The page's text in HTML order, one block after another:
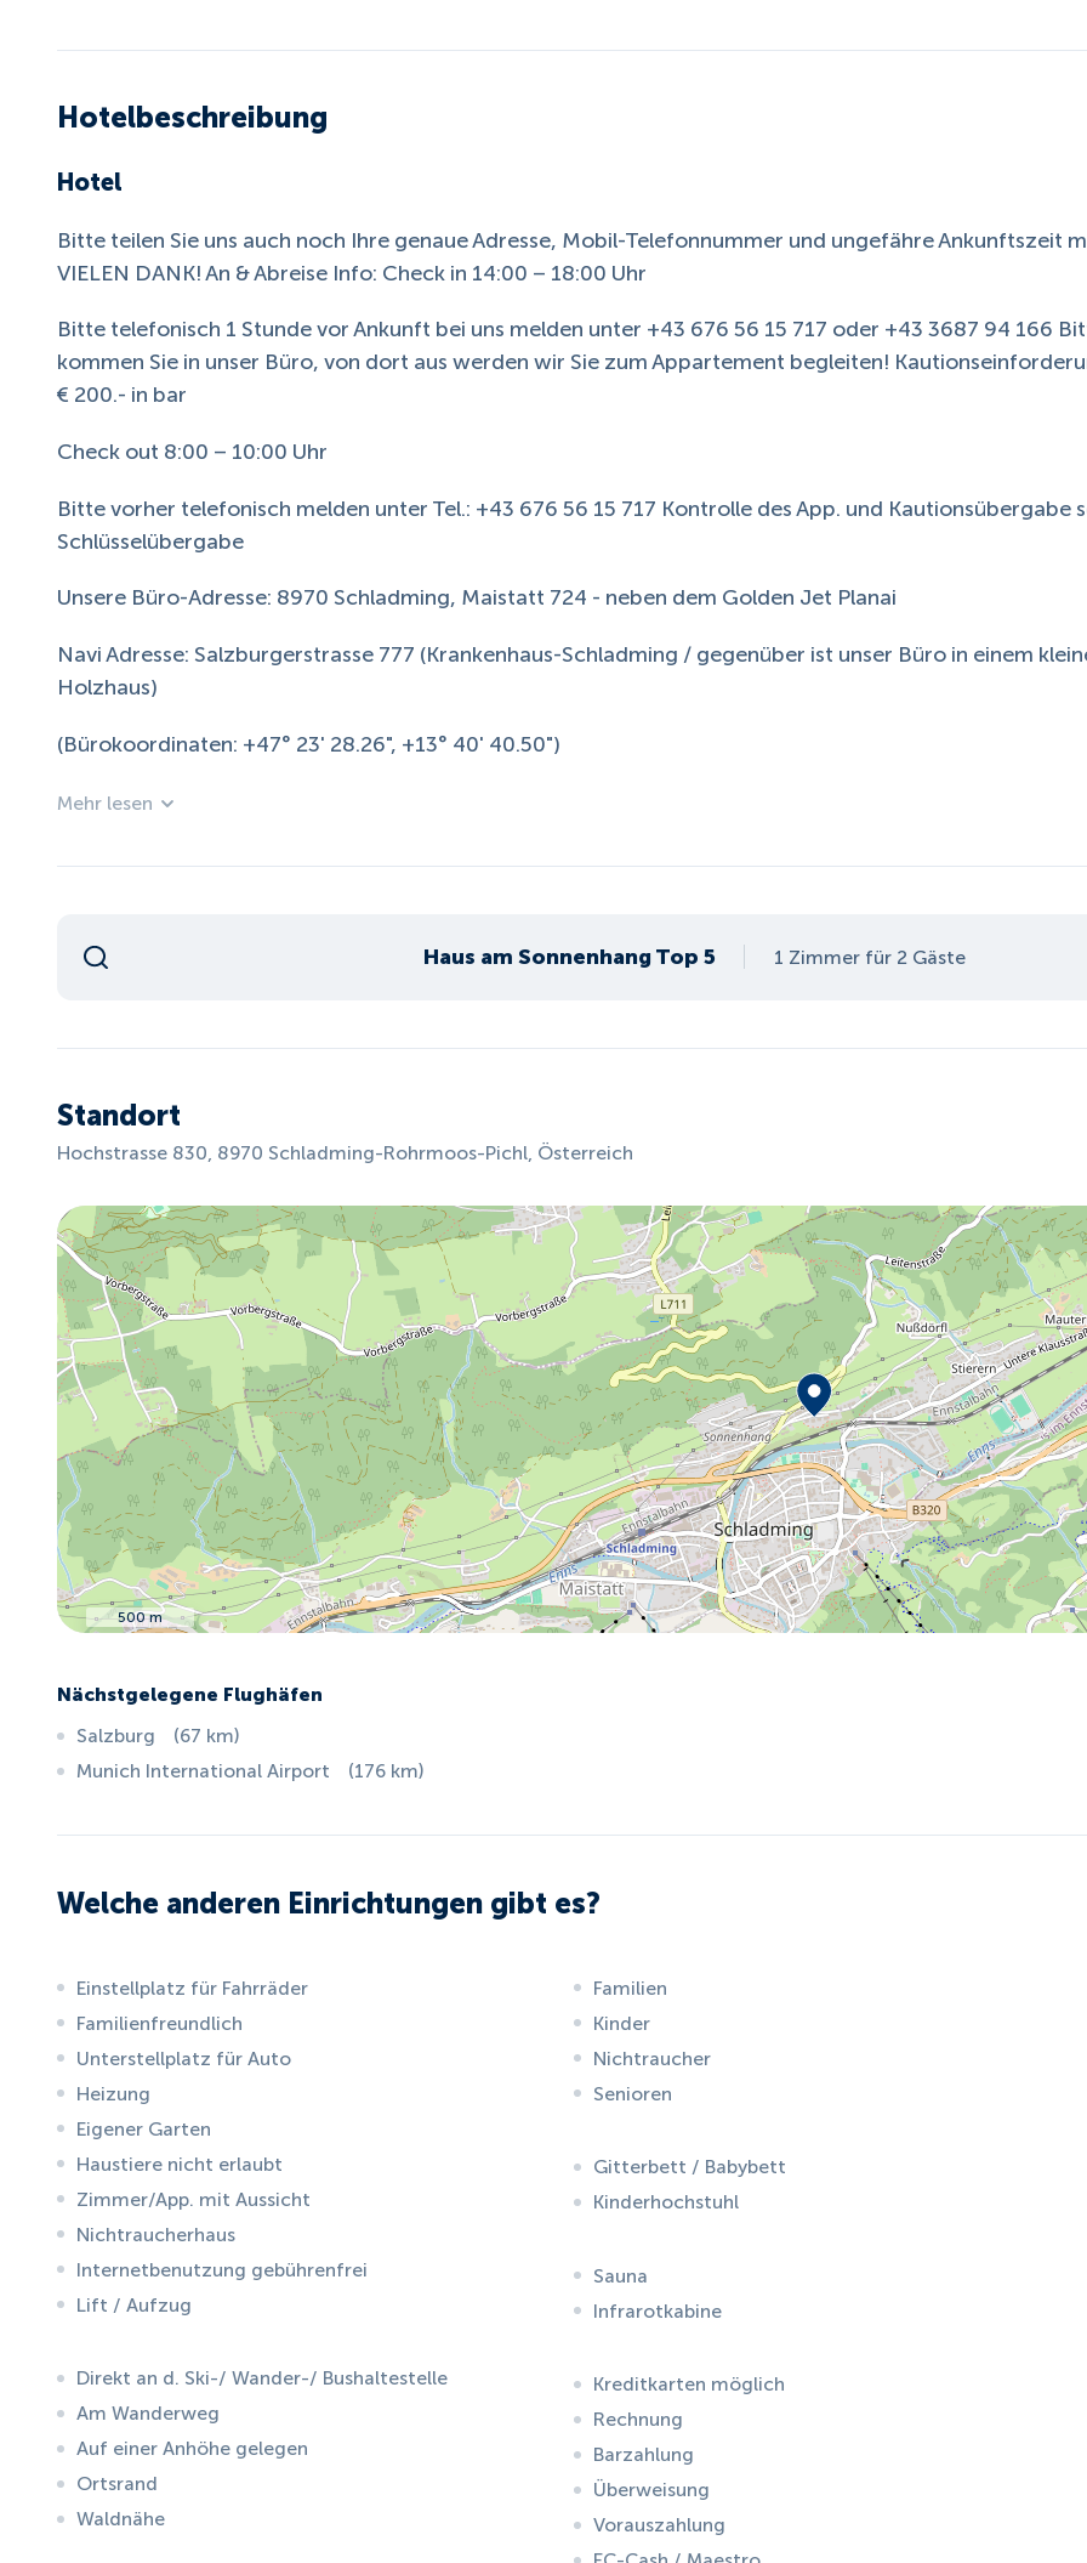
Hotelbeschreibung
Hotel
Bitte teilen Sie uns auch noch Ihre genaue Adresse, Mobil-Telefonnummer und ungefähre Ankunftszeit
VIELEN DANK! An & Abreise Info: Check in 14:00 – 18:00 Uhr
Bitte telefonisch 1 Stunde vor Ankunft bei uns melden unter +43 676 56 15 717 oder +43 3687 94 166
kommen Sie in unser Büro, von dort aus werden wir Sie zum Appartement begleiten!
€ 200.- in bar
Check out 8:00 – 10:00 Uhr
Bitte vorher telefonisch melden unter Tel.: +43 676 56 15 717 Kontrolle des App. und Kautionsübergabe
Schlüsselübergabe
Unsere Büro-Adresse: 8970 Schladming, Maistatt 724 - neben dem Golden Jet Planai
Navi Adresse: Salzburgerstrasse 777 (Krankenhaus-Schladming / gegenüber ist unser Büro in einem
Holzhaus)
(Bürokoordinaten: +47° 23' 28.26", +13° 40' 40.50")
Mehr lesen
Haus am Sonnenhang Top 5 1 Zimmer für 2 Gäste
Standort
Hochstrasse 830, 8970 Schladming-Rohrmoos-Pichl, Österreich
500 m
Nächstgelegene Flughäfen
Salzburg (67 km)
Munich International Airport
(176 km)
Welche anderen Einrichtungen gibt es?
Einstellplatz für Fahrräder
Familienfreundlich
Unterstellplatz für Auto
Heizung
Eigener Garten
Haustiere nicht erlaubt
Zimmer/App. mit Aussicht
Nichtraucherhaus
Internetbenutzung gebührenfrei
Lift / Aufzug
Direkt an d. Ski-/ Wander-/ Bushaltestelle
Am Wanderweg
Auf einer Anhöhe gelegen
Ortsrand
Waldnähe
Familien
Kinder
Nichtraucher
Senioren
Gitterbett / Babybett
Kinderhochstuhl
Sauna
Infrarotkabine
Kreditkarten möglich
Rechnung
Barzahlung
Überweisung
Vorauszahlung